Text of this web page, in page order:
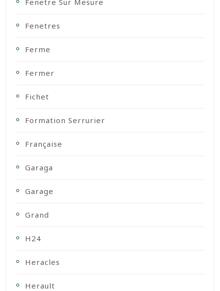
Fenetre Sur Mesure
Fenetres
Ferme
Fermer
Fichet
Formation Serrurier
Française
Garaga
Garage
Grand
H24
Heracles
Herault